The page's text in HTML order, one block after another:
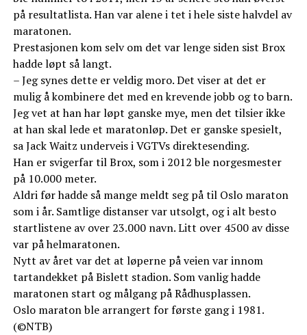
på resultatlista. Han var alene i tet i hele siste halvdel av
maratonen.
Prestasjonen kom selv om det var lenge siden sist Brox
hadde løpt så langt.
– Jeg synes dette er veldig moro. Det viser at det er
mulig å kombinere det med en krevende jobb og to barn.
Jeg vet at han har løpt ganske mye, men det tilsier ikke
at han skal lede et maratonløp. Det er ganske spesielt,
sa Jack Waitz underveis i VGTVs direktesending.
Han er svigerfar til Brox, som i 2012 ble norgesmester
på 10.000 meter.
Aldri før hadde så mange meldt seg på til Oslo maraton
som i år. Samtlige distanser var utsolgt, og i alt besto
startlistene av over 23.000 navn. Litt over 4500 av disse
var på helmaratonen.
Nytt av året var det at løperne på veien var innom
tartandekket på Bislett stadion. Som vanlig hadde
maratonen start og målgang på Rådhusplassen.
Oslo maraton ble arrangert for første gang i 1981.
(©NTB)